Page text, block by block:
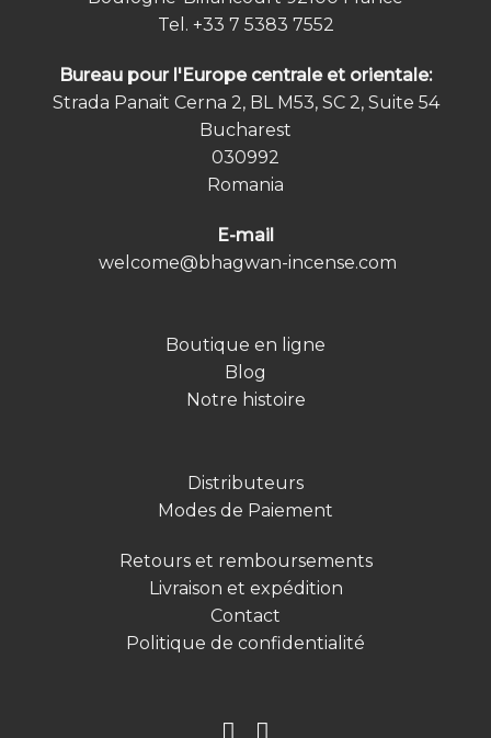
Tel. +33 7 5383 7552
Bureau pour l'Europe centrale et orientale:
Strada Panait Cerna 2, BL M53, SC 2, Suite 54
Bucharest
030992
Romania
E-mail
welcome@bhagwan-incense.com
Boutique en ligne
Blog
Notre histoire
Distributeurs
Modes de Paiement
Retours et remboursements
Livraison et expédition
Contact
Politique de confidentialité